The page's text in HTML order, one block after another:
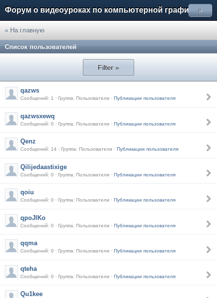
Форум о видеоуроках по компьютерной графике »
« На главную
Список пользователей
Filter »
qazws
Сообщений: 1 · Группа: Пользователи · Публикации пользователя
qazwsxewq
Сообщений: 0 · Группа: Пользователи · Публикации пользователя
Qenz
Сообщений: 14 · Группа: Пользователи · Публикации пользователя
Qilijedaastixige
Сообщений: 0 · Группа: Пользователи · Публикации пользователя
qoiu
Сообщений: 0 · Группа: Пользователи · Публикации пользователя
qpoJlKo
Сообщений: 0 · Группа: Пользователи · Публикации пользователя
qqma
Сообщений: 0 · Группа: Пользователи · Публикации пользователя
qteha
Сообщений: 0 · Группа: Пользователи · Публикации пользователя
Qu1kee